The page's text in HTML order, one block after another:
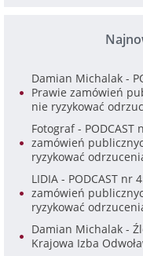
Damian Michalak -
Prawie zamówień
nie ryzykować
Fotograf-
zamówień
ryzykować
LIDIA - PODCAST nr
zamówień
ryzykować
Damian Michalak -
Krajowa Izba